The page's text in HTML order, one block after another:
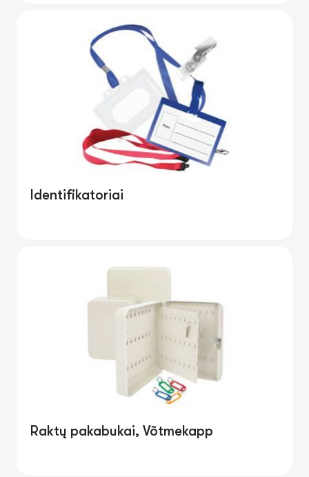
Identifikatoriai
Raktų pakabukai, Võtmekapp